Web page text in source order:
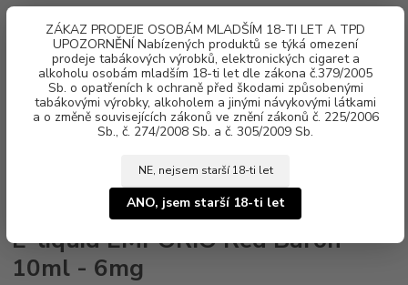
ZÁKAZ PRODEJE OSOBÁM MLADŠÍM 18-TI LET A TPD
UPOZORNĚNÍ Nabízených produktů se týká omezení
prodeje tabákových výrobků, elektronických cigaret a
alkoholu osobám mladším 18-ti let dle zákona č.379/2005
Sb. o opatřeních k ochraně před škodami způsobenými
tabákovými výrobky, alkoholem a jinými návykovými látkami
a o změně souvisejících zákonů ve znění zákonů č. 225/2006
Sb., č. 274/2008 Sb. a č. 305/2009 Sb.
NE, nejsem starší 18-ti let
ANO, jsem starší 18-ti let
Menu
za0 Kč
E-liquid EMPORIO Red Baron
10ml - 6mg